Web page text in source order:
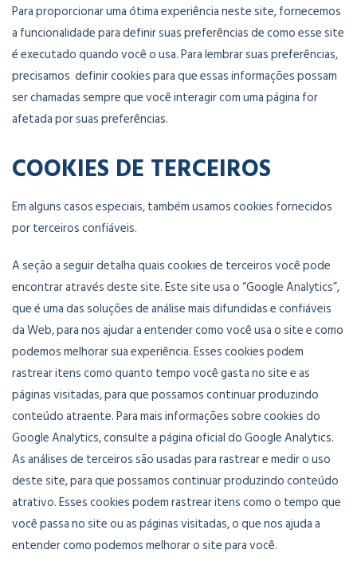
Para proporcionar uma ótima experiência neste site, fornecemos
a funcionalidade para definir suas preferências de como esse site
é executado quando você o usa. Para lembrar suas preferências,
precisamos definir cookies para que essas informações possam
ser chamadas sempre que você interagir com uma página for
afetada por suas preferências.
COOKIES DE TERCEIROS
Em alguns casos especiais, também usamos cookies fornecidos
por terceiros confiáveis.
A seção a seguir detalha quais cookies de terceiros você pode
encontrar através deste site. Este site usa o “Google Analytics”,
que é uma das soluções de análise mais difundidas e confiáveis ​​
da Web, para nos ajudar a entender como você usa o site e como
podemos melhorar sua experiência. Esses cookies podem
rastrear itens como quanto tempo você gasta no site e as
páginas visitadas, para que possamos continuar produzindo
conteúdo atraente. Para mais informações sobre cookies do
Google Analytics, consulte a página oficial do Google Analytics.
As análises de terceiros são usadas para rastrear e medir o uso
deste site, para que possamos continuar produzindo conteúdo
atrativo. Esses cookies podem rastrear itens como o tempo que
você passa no site ou as páginas visitadas, o que nos ajuda a
entender como podemos melhorar o site para você.